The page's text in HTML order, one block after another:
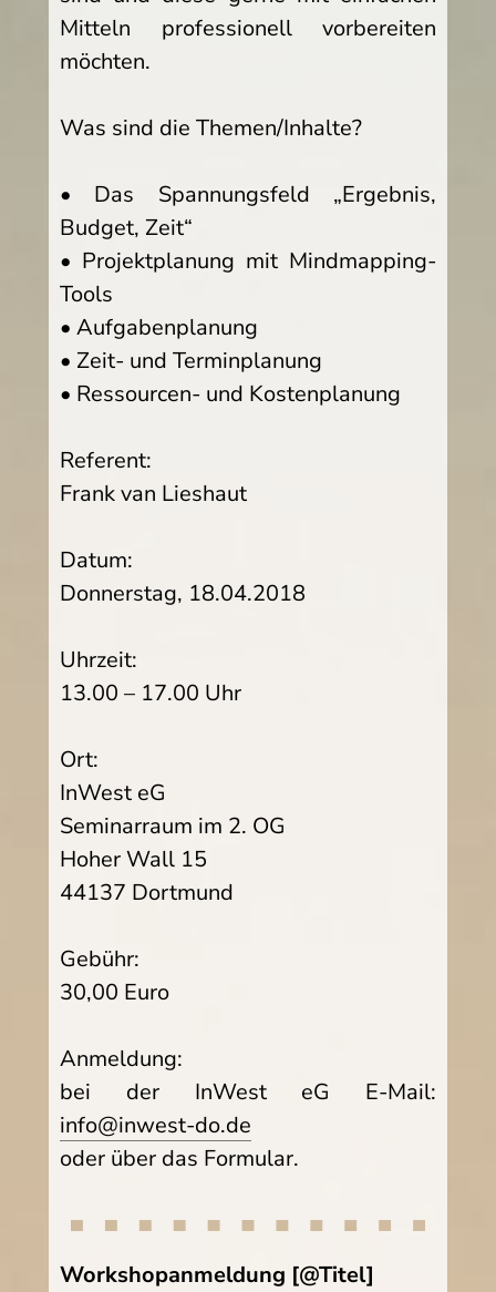
Mitteln professionell vorbereiten
möchten.
Was sind die Themen/Inhalte?
• Das Spannungsfeld „Ergebnis,
Budget, Zeit“
• Projektplanung mit Mindmapping-
Tools
• Aufgabenplanung
• Zeit- und Terminplanung
• Ressourcen- und Kostenplanung
Referent:
Frank van Lieshaut
Datum:
Donnerstag, 18.04.2018
Uhrzeit:
13.00 – 17.00 Uhr
Ort:
InWest eG
Seminarraum im 2. OG
Hoher Wall 15
44137 Dortmund
Gebühr:
30,00 Euro
Anmeldung:
bei der InWest eG E-Mail:
info@inwest-do.de
oder über das Formular.
Workshopanmeldung [@Titel]